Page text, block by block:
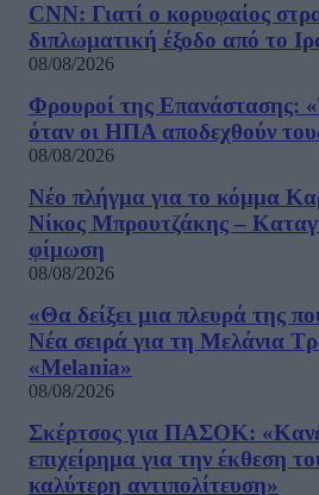
CNN: Γιατί ο κορυφαίος
διπλωματική έξοδο από το
08/08/2026
Φρουροί της Επανάστασης:
όταν οι ΗΠΑ αποδεχθούν
08/08/2026
Νέο πλήγμα για το κόμμα
Νίκος Μπρουτζάκης –
φίμωση
08/08/2026
«Θα δείξει μια πλευρά της
Νέα σειρά για τη Μελάνια
«Melania»
08/08/2026
Σκέρτσος για ΠΑΣΟΚ:
επιχείρημα για την έκθεση
καλύτερη αντιπολίτευση»